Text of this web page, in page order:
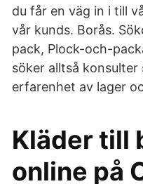
du får en väg in i till
vår kunds. Borås.
pack, Plock-och-
söker alltså
erfarenhet av lager
Kläder till
online på